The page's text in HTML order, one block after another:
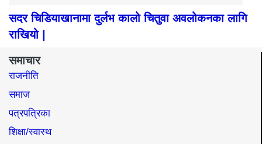
सदर चिडियाखानामा दुर्लभ कालो चितुवा अवलोकनका लागि
राखियो |
समाचार
राजनीति
समाज​
पत्रपत्रिका
शिक्षा/स्वास्थ